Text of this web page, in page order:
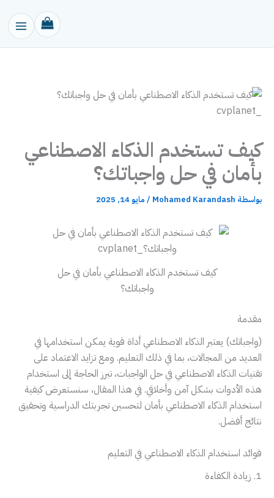
كيف تستخدم الذكاء الاصطناعي
بأمان في حل واجباتك؟
بواسطة Mohamed Karandash
/ مايو 14, 2025
كيف تستخدم الذكاء الاصطناعي بأمان في حل
واجباتك؟
مقدمة
(واجباتك) يعتبر الذكاء الاصطناعي أداة قوية يمكن استخدامها في
العديد من المجالات، بما في ذلك التعليم. ومع تزايد الاعتماد على
تقنيات الذكاء الاصطناعي في حل الواجبات، تبرز الحاجة إلى استخدام
هذه الأدوات بشكل آمن وأخلاقي. في هذا المقال، سنستعرض كيفية
استخدام الذكاء الاصطناعي بأمان لتحسين تجربتك الدراسية وتحقيق
نتائج أفضل.
فوائد استخدام الذكاء الاصطناعي في التعليم
1. زيادة الكفاءة